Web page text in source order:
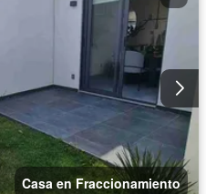
Casa en Fraccionamiento